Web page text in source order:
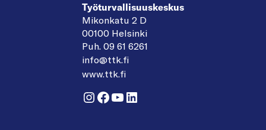
Työturvallisuuskeskus
Mikonkatu 2 D
00100 Helsinki
Puh. 09 61 6261
info@ttk.fi
www.ttk.fi
Instagram
Facebook
YouTube
LinkedIn